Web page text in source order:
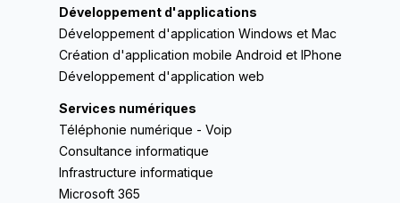
Développement d'applications
Développement d'application Windows et Mac
Création d'application mobile Android et IPhone
Développement d'application web
Services numériques
Téléphonie numérique - Voip
Consultance informatique
Infrastructure informatique
Microsoft 365